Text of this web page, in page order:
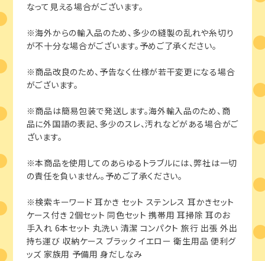
なって見える場合がございます。
※海外からの輸入品のため、多少の縫製の乱れや糸切り
が不十分な場合がございます。予めご了承ください。
※商品改良のため、予告なく仕様が若干変更になる場合
がございます。
※商品は簡易包装で発送します。海外輸入品のため、商
品に外国語の表記、多少のスレ、汚れなどがある場合がご
ざいます。
※本商品を使用してのあらゆるトラブルには、弊社は一切
の責任を負いません。予めご了承ください。
※検索キーワード 耳かき セット ステンレス 耳かきセット
ケース付き 2個セット 同色セット 携帯用 耳掃除 耳のお
手入れ 6本セット 丸洗い 清潔 コンパクト 旅行 出張 外出
持ち運び 収納ケース ブラック イエロー 衛生用品 便利グ
ッズ 家族用 予備用 身だしなみ